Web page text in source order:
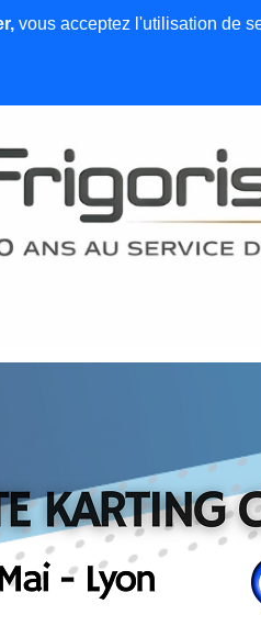
et articles
vous acceptez l'utilisation de